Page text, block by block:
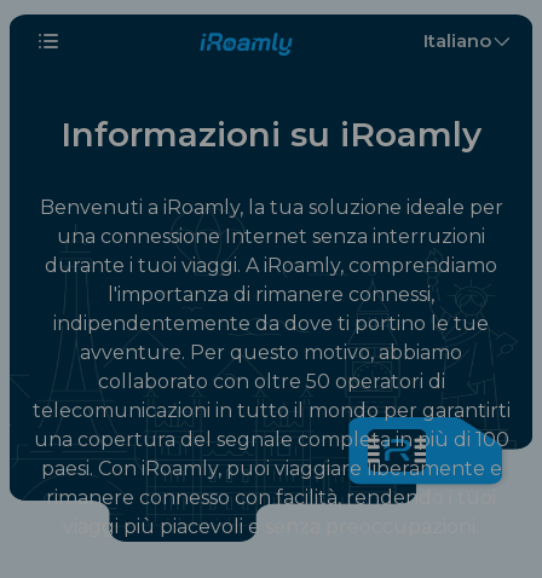
Italiano
Informazioni su iRoamly
Benvenuti a iRoamly, la tua soluzione ideale per
una connessione Internet senza interruzioni
durante i tuoi viaggi. A iRoamly, comprendiamo
l'importanza di rimanere connessi,
indipendentemente da dove ti portino le tue
avventure. Per questo motivo, abbiamo
collaborato con oltre 50 operatori di
telecomunicazioni in tutto il mondo per garantirti
una copertura del segnale completa in più di 100
paesi. Con iRoamly, puoi viaggiare liberamente e
rimanere connesso con facilità, rendendo i tuoi
viaggi più piacevoli e senza preoccupazioni.